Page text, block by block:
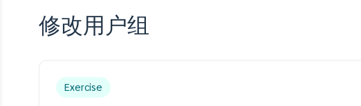
修改用户组
Exercise